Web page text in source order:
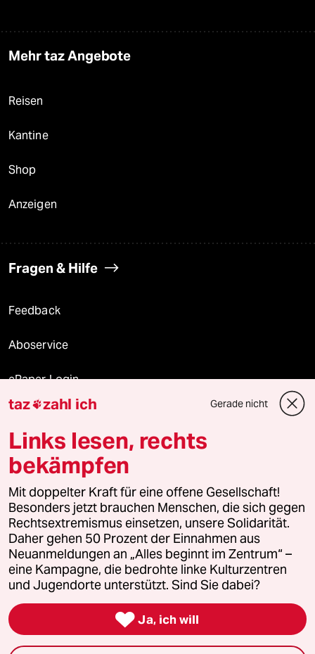
Mehr taz Angebote
Reisen
Kantine
Shop
Anzeigen
Fragen & Hilfe
Feedback
Aboservice
ePaper Login
Downloads für Abonnierende
© 2026 taz Verlags und Vertriebs GmbH
Alle Rechte vorbehalten. Bei rechtlichen Fragen oder für Genehmigungen
wenden Sie sich bitte an
lizenzen@taz.de
Feedback Redaktionsstatut Kommune-Richtlinien
Leitlinie Informant Datenschutz Impressum AGB
Seitenwende Einwilligungen widerrufen (Ads)
taz zahl ich Gerade nicht
Links lesen, rechts
bekämpfen
Mit doppelter Kraft für eine offene Gesellschaft!
Besonders jetzt brauchen Menschen, die sich gegen
Rechtsextremismus einsetzen, unsere Solidarität.
Daher gehen 50 Prozent der Einnahmen aus
Neuanmeldungen an „Alles beginnt im Zentrum“ –
eine Kampagne, die bedrohte linke Kulturzentren
und Jugendorte unterstützt. Sind Sie dabei?
 Ja, ich will